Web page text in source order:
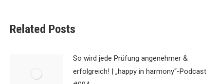
Related Posts
So wird jede Prüfung angenehmer &
erfolgreich! | „happy in harmony“-Podcast